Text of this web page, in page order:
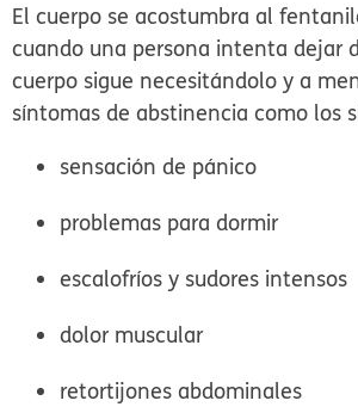
El cuerpo se acostumbra al
cuando una persona intenta dejar
cuerpo sigue necesitándolo y a
síntomas de abstinencia como los
sensación de pánico
problemas para dormir
escalofríos y sudores intensos
dolor muscular
retortijones abdominales